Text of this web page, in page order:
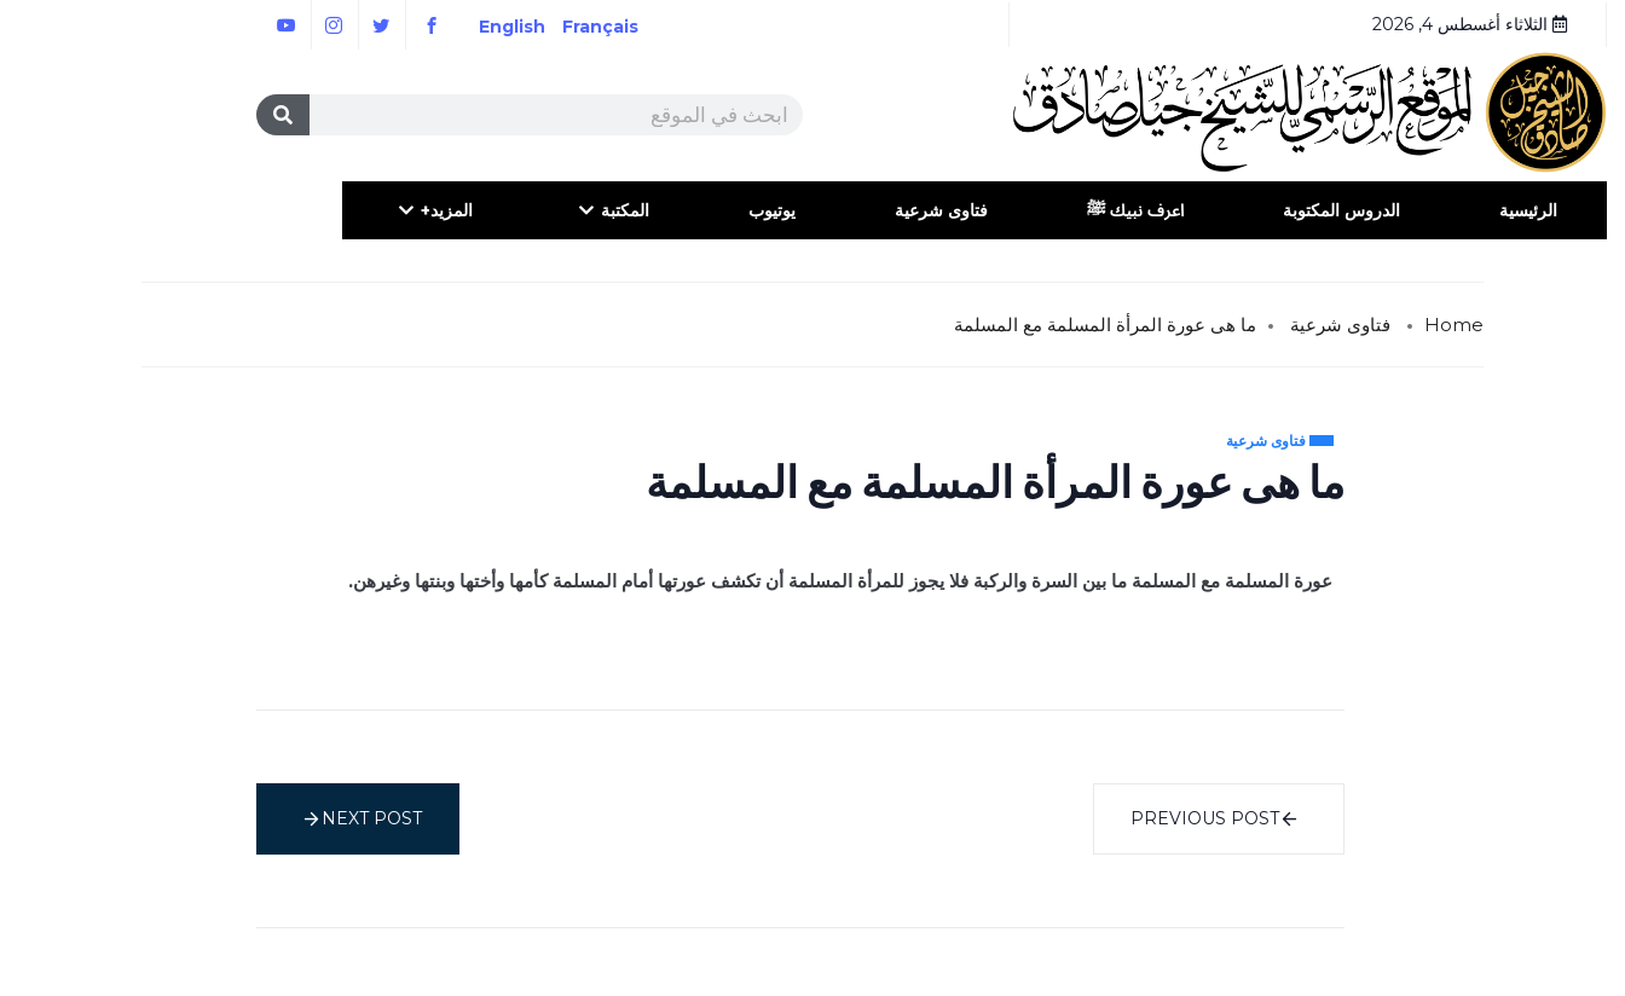
الثلاثاء أغسطس 4, 2026 Français
English
الرئيسية الدروس المكتوبة اعرف نبيك ﷺ فتاوى شرعية يوتيوب المكتبة المزيد+
Home فتاوى شرعية ما هى عورة المرأة المسلمة مع المسلمة
فتاوى شرعية
ما هى عورة المرأة المسلمة مع المسلمة
عورة المسلمة مع المسلمة ما بين السرة والركبة فلا يجوز للمرأة المسلمة أن تكشف عورتها أمام المسلمة كأمها وأختها وبنتها وغيرهن.
PREVIOUS POST
NEXT POST